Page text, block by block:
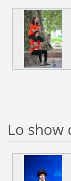
Lo show